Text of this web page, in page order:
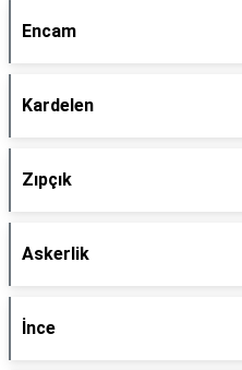
Encam
Kardelen
Zıpçık
Askerlik
İnce